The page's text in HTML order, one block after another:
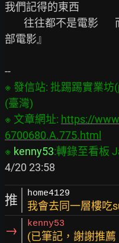
我們記得的東西
部電影』
※ 發信站: 批踢踢實業
(臺灣)
※ 文章網址: https://
6700680.A.775.html
※ kenny53:轉錄至看板
推 home4129
我會去同一層樓吃
→ kenny53
(已筆記，謝謝推薦